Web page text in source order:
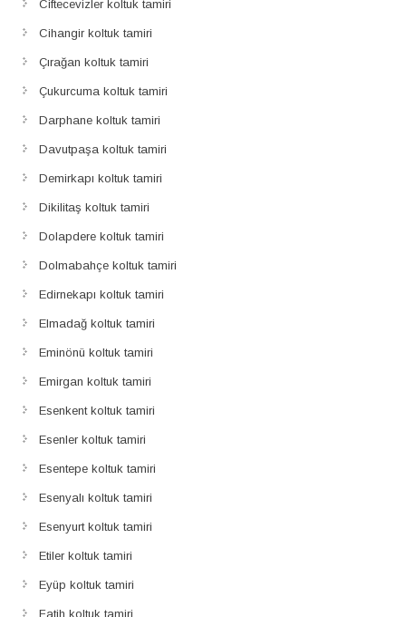
Ciftecevizler koltuk tamiri
Cihangir koltuk tamiri
Çırağan koltuk tamiri
Çukurcuma koltuk tamiri
Darphane koltuk tamiri
Davutpaşa koltuk tamiri
Demirkapı koltuk tamiri
Dikilitaş koltuk tamiri
Dolapdere koltuk tamiri
Dolmabahçe koltuk tamiri
Edirnekapı koltuk tamiri
Elmadağ koltuk tamiri
Eminönü koltuk tamiri
Emirgan koltuk tamiri
Esenkent koltuk tamiri
Esenler koltuk tamiri
Esentepe koltuk tamiri
Esenyalı koltuk tamiri
Esenyurt koltuk tamiri
Etiler koltuk tamiri
Eyüp koltuk tamiri
Fatih koltuk tamiri